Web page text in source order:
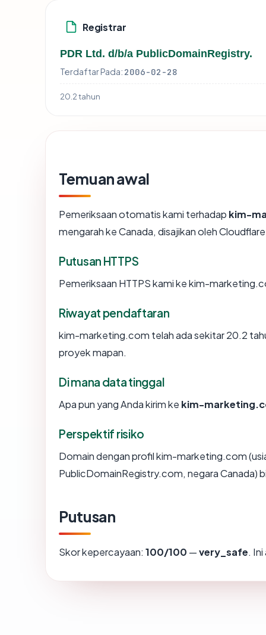
Registrar
PDR Ltd. d/b/a PublicDomainRegistry.
Terdaftar Pada: 2006-02-28
20.2 tahun
Temuan awal
Pemeriksaan otomatis kami terhadap kim-
mengarah ke Canada, disajikan oleh
Putusan HTTPS
Pemeriksaan HTTPS kami ke kim-
Riwayat pendaftaran
kim-marketing.com telah ada sekitar 20.2
proyek mapan.
Di mana data tinggal
Apa pun yang Anda kirim ke kim-
Perspektif risiko
Domain dengan profil kim-marketing.com
PublicDomainRegistry.com, negara Canada)
Putusan
Skor kepercayaan: 100/100 —very_safe.